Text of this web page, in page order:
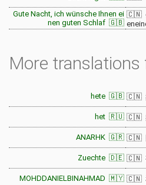
Gute Nacht, ich wünsche Ihnen ei
nen guten Schlaf 🇬🇧
🇨🇳
More translations
hete 🇬🇧 🇨🇳
het 🇷🇺 🇨🇳
ANARHK 🇬🇷 🇨🇳
Zuechte 🇩🇪 🇨🇳
MOHDDANIELBINAHMAD 🇲🇾 🇨🇳